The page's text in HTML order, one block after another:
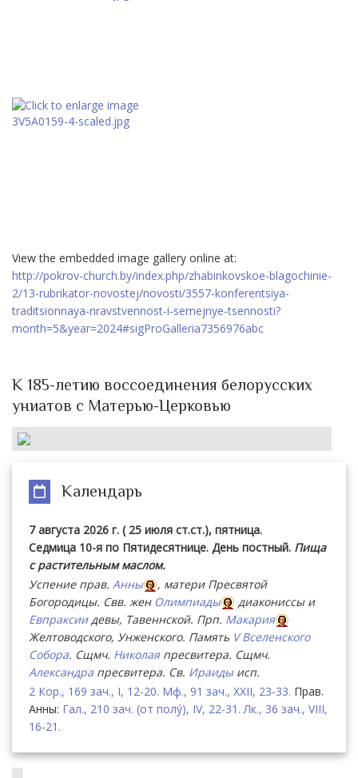
View the embedded image gallery online at:
http://pokrov-church.by/index.php/zhabinkovskoe-blagochinie-
2/13-rubrikator-novostej/novosti/3557-konferentsiya-
traditsionnaya-nravstvennost-i-semejnye-tsennosti?
month=5&year=2024#sigProGalleria7356976abc
К 185-летию воссоединения белорусских
униатов с Матерью-Церковью
Календарь
7 августа 2026 г. ( 25 июля ст.ст.), пятница.
Седмица 10-я по Пятидесятнице. День постный. Пища
с растительным маслом.
Успение прав. Анны
, матери Пресвятой
Богородицы. Свв. жен Олимпиады
диакониссы и
Евпраксиидевы, Тавеннской. Прп. Макария
Желтоводского, Унженского. Память V Вселенского
Собора. Сщмч. Николаяпресвитера. Сщмч.
Александра пресвитера. Св. Ираидыисп.
2 Кор., 169 зач., I, 12-20. Мф., 91 зач., XXII, 23-33. Прав.
Анны: Гал., 210 зач. (от полу́), IV, 22-31. Лк., 36 зач., VIII,
16-21.